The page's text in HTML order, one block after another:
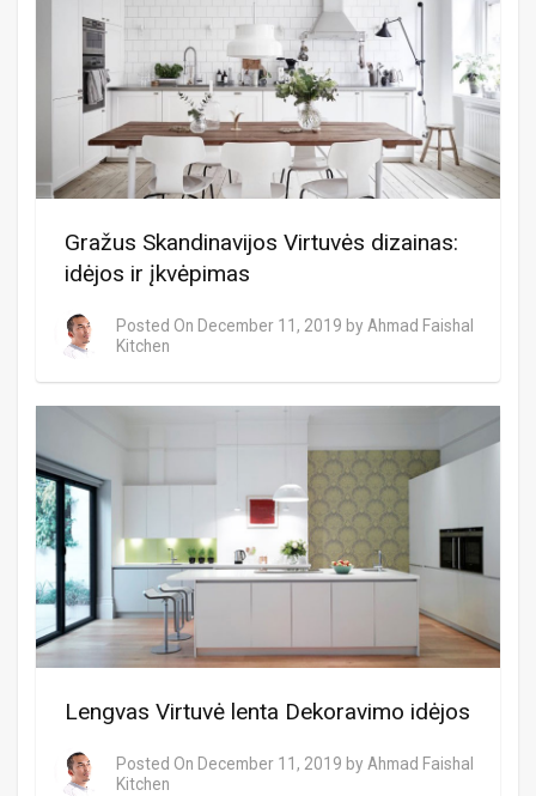
Gražus Skandinavijos Virtuvės dizainas:
idėjos ir įkvėpimas
Posted On December 11, 2019 by Ahmad Faishal
Kitchen
Lengvas Virtuvė lenta Dekoravimo idėjos
Posted On December 11, 2019 by Ahmad Faishal
Kitchen